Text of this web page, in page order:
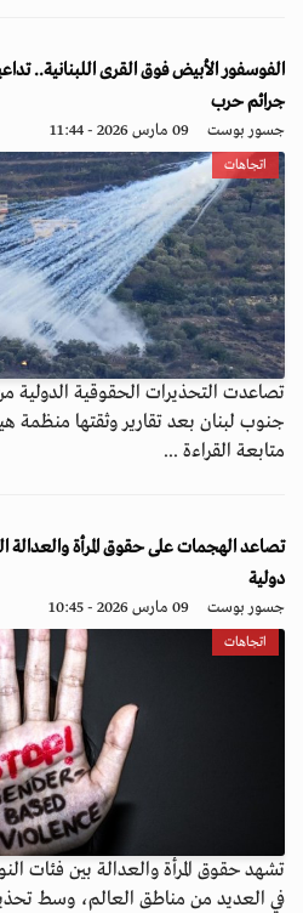
الفوسفور الأبيض فوق القرى اللبنانية..
جرائم حرب
جسور بوست 09 مارس 2026 - 11:44
اتجاهات
تصاعدت التحذيرات الحقوقية الدولية
جنوب لبنان بعد تقارير وثقتها
متابعة القراءة ...
تصاعد الهجمات على حقوق المرأة والعدالة
دولية
جسور بوست 09 مارس 2026 - 10:45
اتجاهات
تشهد حقوق المرأة والعدالة بين فئات
في العديد من مناطق العالم، وسط